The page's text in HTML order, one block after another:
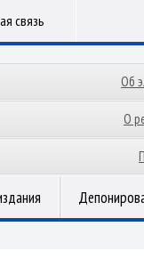
связь
Об
О